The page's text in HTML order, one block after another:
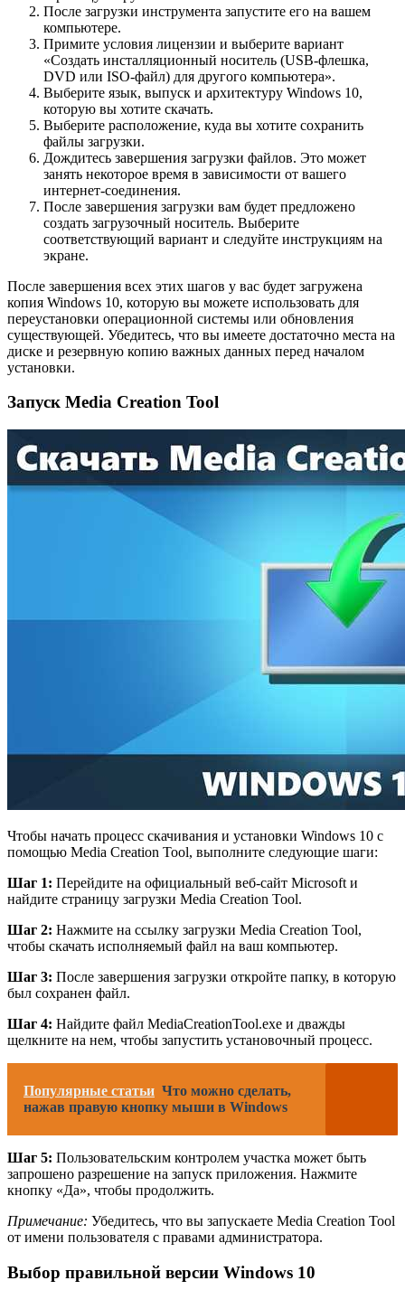
После загрузки инструмента запустите его на вашем
компьютере.
Примите условия лицензии и выберите вариант
«Создать инсталляционный носитель (USB-флешка,
DVD или ISO-файл) для другого компьютера».
Выберите язык, выпуск и архитектуру Windows 10,
которую вы хотите скачать.
Выберите расположение, куда вы хотите сохранить
файлы загрузки.
Дождитесь завершения загрузки файлов. Это может
занять некоторое время в зависимости от вашего
интернет-соединения.
После завершения загрузки вам будет предложено
создать загрузочный носитель. Выберите
соответствующий вариант и следуйте инструкциям на
экране.
После завершения всех этих шагов у вас будет загружена
копия Windows 10, которую вы можете использовать для
переустановки операционной системы или обновления
существующей. Убедитесь, что вы имеете достаточно места на
диске и резервную копию важных данных перед началом
установки.
Запуск Media Creation Tool
Чтобы начать процесс скачивания и установки Windows 10 с
помощью Media Creation Tool, выполните следующие шаги:
Шаг 1: Перейдите на официальный веб-сайт Microsoft и
найдите страницу загрузки Media Creation Tool.
Шаг 2: Нажмите на ссылку загрузки Media Creation Tool,
чтобы скачать исполняемый файл на ваш компьютер.
Шаг 3: После завершения загрузки откройте папку, в которую
был сохранен файл.
Шаг 4: Найдите файл MediaCreationTool.exe и дважды
щелкните на нем, чтобы запустить установочный процесс.
Популярные статьи Что можно сделать,
нажав правую кнопку мыши в Windows
Шаг 5: Пользовательским контролем участка может быть
запрошено разрешение на запуск приложения. Нажмите
кнопку «Да», чтобы продолжить.
Примечание: Убедитесь, что вы запускаете Media Creation Tool
от имени пользователя с правами администратора.
Выбор правильной версии Windows 10